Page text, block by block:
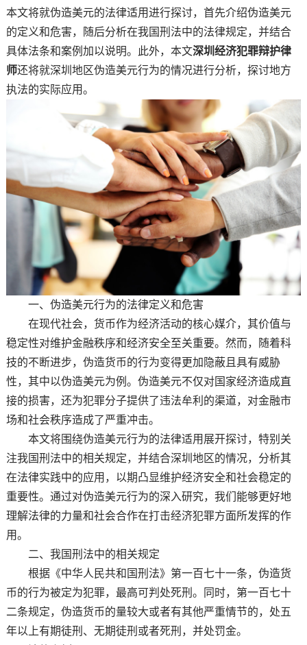
本文将就伪造美元的法律适用进行探讨，首先介绍伪造美元
的定义和危害，随后分析在我国刑法中的法律规定，并结合
具体法条和案例加以说明。此外，本文深圳经济犯罪辩护律
师还将就深圳地区伪造美元行为的情况进行分析，探讨地方
执法的实际应用。
一、伪造美元行为的法律定义和危害
在现代社会，货币作为经济活动的核心媒介，其价值与
稳定性对维护金融秩序和经济安全至关重要。然而，随着科
技的不断进步，伪造货币的行为变得更加隐蔽且具有威胁
性，其中以伪造美元为例。伪造美元不仅对国家经济造成直
接的损害，还为犯罪分子提供了违法牟利的渠道，对金融市
场和社会秩序造成了严重冲击。
本文将围绕伪造美元行为的法律适用展开探讨，特别关
注我国刑法中的相关规定，并结合深圳地区的情况，分析其
在法律实践中的应用，以期凸显维护经济安全和社会稳定的
重要性。通过对伪造美元行为的深入研究，我们能够更好地
理解法律的力量和社会合作在打击经济犯罪方面所发挥的作
用。
二、我国刑法中的相关规定
根据《中华人民共和国刑法》第一百七十一条，伪造货
币的行为被定为犯罪，最高可判处死刑。同时，第一百七十
二条规定，伪造货币的量较大或者有其他严重情节的，处五
年以上有期徒刑、无期徒刑或者死刑，并处罚金。